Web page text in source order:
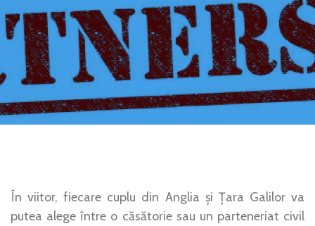
În viitor, fiecare cuplu din Anglia și Țara Galilor va
putea alege între o căsătorie sau un parteneriat civil